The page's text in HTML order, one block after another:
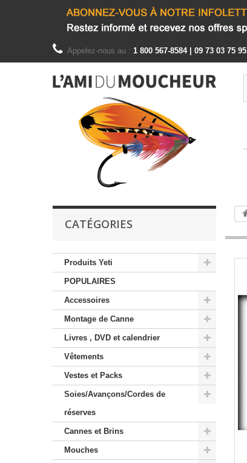
Appelez-nous au : 1 800 567-8584 | 09 73 03 75 95
CATÉGORIES
Produits Yeti
POPULAIRES
Accessoires
Montage de Canne
Livres , DVD et calendrier
Vêtements
Vestes et Packs
Soies/Avançons/Cordes de
réserves
Cannes et Brins
Mouches